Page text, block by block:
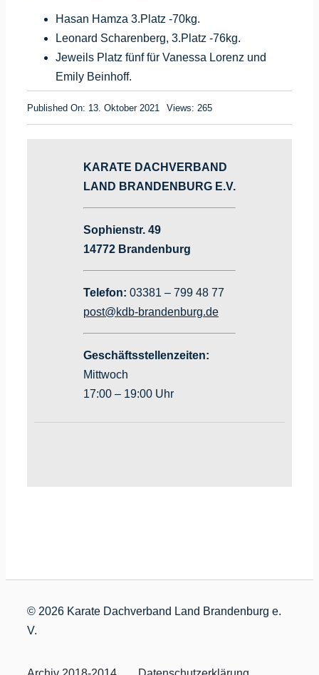
Hasan Hamza 3.Platz -70kg.
Leonard Scharenberg, 3.Platz -76kg.
Jeweils Platz fünf für Vanessa Lorenz und
Emily Beinhoff.
Published On: 13. Oktober 2021 Views: 265
KARATE DACHVERBAND
LAND BRANDENBURG E.V.
Sophienstr. 49
14772 Brandenburg
Telefon: 03381 – 799 48 77
post@kdb-brandenburg.de
Geschäftsstellenzeiten:
Mittwoch
17:00 – 19:00 Uhr
© 2026 Karate Dachverband Land Brandenburg e.
V.